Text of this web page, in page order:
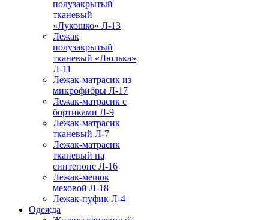
полузакрытый
тканевый
«Лукошко» Л-13
Лежак
полузакрытый
тканевый «Люлька»
Л-11
Лежак-матрасик из
микрофибры Л-17
Лежак-матрасик с
бортиками Л-9
Лежак-матрасик
тканевый Л-7
Лежак-матрасик
тканевый на
синтепоне Л-16
Лежак-мешок
меховой Л-18
Лежак-пуфик Л-4
Одежда